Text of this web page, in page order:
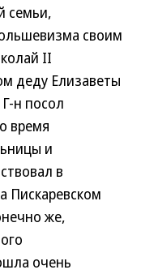
семьи,
своим
II
деду Елизаветы
н посол
время
и
в
Пискаревском
же,
очень